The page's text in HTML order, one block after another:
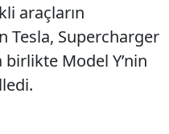
araçların
Tesla, Supercharger
birlikte Model Y’nin